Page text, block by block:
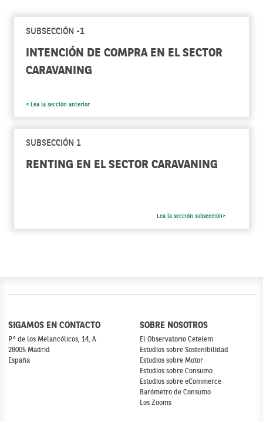
SUBSECCIÓN -1
INTENCIÓN DE COMPRA EN EL SECTOR
CARAVANING
< Lea la sección anterior
SUBSECCIÓN 1
RENTING EN EL SECTOR CARAVANING
Lea la sección subsección>
SIGAMOS EN CONTACTO
P.º de los Melancólicos, 14, A
28005 Madrid
España
SOBRE NOSOTROS
El Observatorio Cetelem
Estudios sobre Sostenibilidad
Estudios sobre Motor
Estudios sobre Consumo
Estudios sobre eCommerce
Barómetro de Consumo
Los Zooms